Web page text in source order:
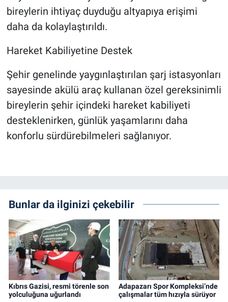
bireylerin ihtiyaç duyduğu altyapıya erişimi
daha da kolaylaştırıldı.
Hareket Kabiliyetine Destek
Şehir genelinde yaygınlaştırılan şarj istasyonları
sayesinde akülü araç kullanan özel gereksinimli
bireylerin şehir içindeki hareket kabiliyeti
desteklenirken, günlük yaşamlarını daha
konforlu sürdürebilmeleri sağlanıyor.
Bunlar da ilginizi çekebilir
Kıbrıs Gazisi, resmi törenle son
yolculuğuna uğurlandı
Adapazarı Spor Kompleksi’nde
çalışmalar tüm hızıyla sürüyor